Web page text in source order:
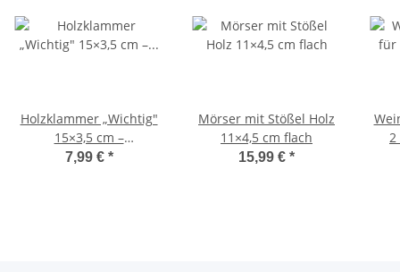
Holzklammer „Wichtig"
15×3,5 cm –
Geschenkklammer
7,99 € *
Mörser mit Stößel Holz
11×4,5 cm flach
15,99 € *
2